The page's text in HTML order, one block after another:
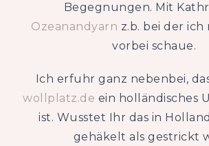
Begegnungen. Mit
Ozeanandyarn z.b. bei der ich
vorbei schaue.
Ich erfuhr ganz nebenbei,
wollplatz.de ein holländisches
ist. Wusstet Ihr das in
gehäkelt als gestrickt